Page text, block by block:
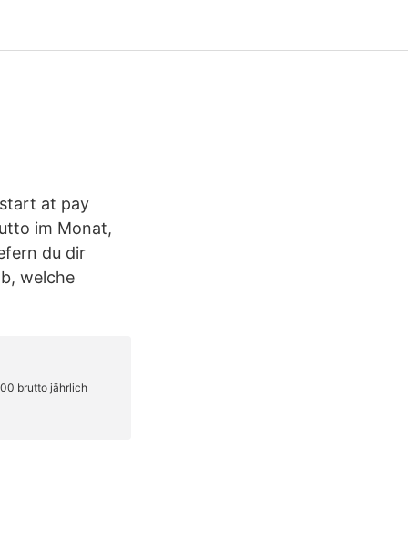
at pay
im Monat,
du dir
welche